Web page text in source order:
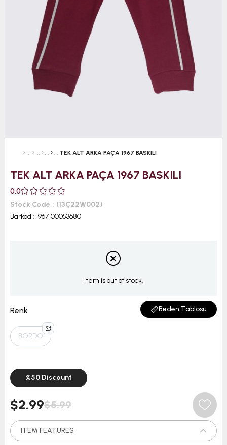
TEK ALT ARKA PAÇA 1967 BASKILI
TEK ALT ARKA PAÇA 1967 BASKILI
0.0
Stock Code
(13Ç22W002)
Barkod : 1967100053680
Item is out of stock.
Renk Beden Tablosu
BORDO
%50 Discount
$5.99
$2.99
ITEM FEATURES